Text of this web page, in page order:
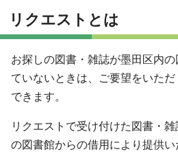
リクエストとは
お探しの図書・雑誌が墨田区内
ていないときは、ご要望をいた
できます。
リクエストで受け付けた図書・
の図書館からの借用により提供い